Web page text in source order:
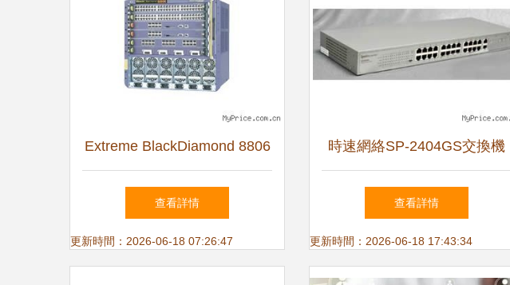
Extreme BlackDiamond 8806
網絡交換機深入評測 性能與
可靠性的典范
查看詳情
更新時間：2026-06-18 07:26:47
時速網絡SP-2404GS交換機
深度解析 中小企業網絡新核
心
查看詳情
更新時間：2026-06-18 17:43:34